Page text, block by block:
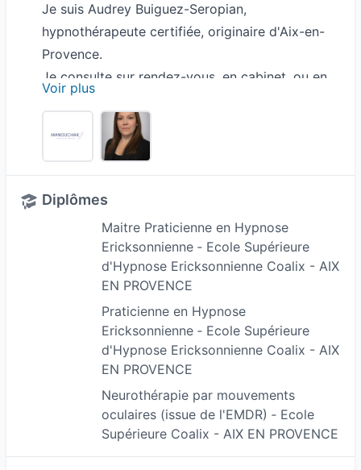
Je suis Audrey Buiguez-Seropian,
hypnothérapeute certifiée, originaire d'Aix-en-
Provence.
Je consulte sur rendez-vous, en cabinet, ou en
visio via whatsapp. (me contacter directement
pour tout rendez vous à distance).
Durant les séances, je mets mon expérience à
votre profit afin que l'atteinte de vos objectifs et
la résolution de vos problématiques, quelles
qu'elles soient, se fasse de manière rapide,
efficace et des plus confortable.
Sur une base de psychothérapie j'utilise comme
outils : l'Hypnose, sous toutes ces formes, la
Programmation Neuro Linguistique ainsi que la
Neurothérapie par Mouvement Oculaire (NMO-
N'hésitez pas à me contacter pour plus
renseignements.
Voir plus
Diplômes
Maitre Praticienne en Hypnose
Ericksonnienne ‐ Ecole Supérieure
d'Hypnose Ericksonnienne Coalix - AIX
EN PROVENCE
Praticienne en Hypnose
Ericksonnienne ‐ Ecole Supérieure
d'Hypnose Ericksonnienne Coalix - AIX
EN PROVENCE
Neurothérapie par mouvements
oculaires (issue de l'EMDR) ‐ Ecole
Supérieure Coalix - AIX EN PROVENCE